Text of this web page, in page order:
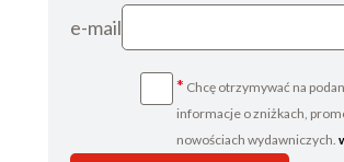
e-mail
* Chcę otrzymywać na
informacje o zniżkach,
nowościach wydawniczych.